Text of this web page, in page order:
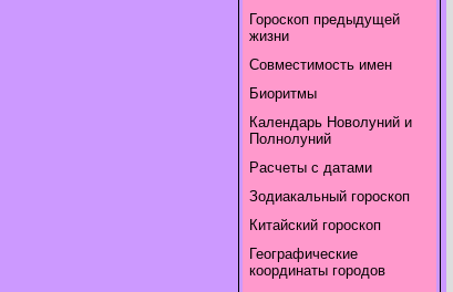
Гороскоп предыдущей
жизни
Совместимость имен
Биоритмы
Календарь Новолуний и
Полнолуний
Расчеты с датами
Зодиакальный гороскоп
Китайский гороскоп
Географические
координаты городов